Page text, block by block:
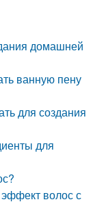
домашней
ванную пену
для создания
для
волос с